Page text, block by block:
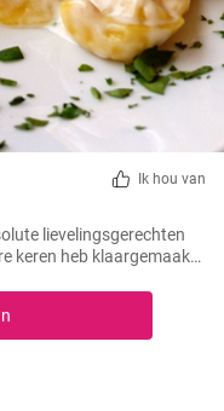
Ik hou van
lievelingsgerechten
keren heb klaargemaakt
in de smaak vallen bij
tortellini,
prosciutto in iets minder